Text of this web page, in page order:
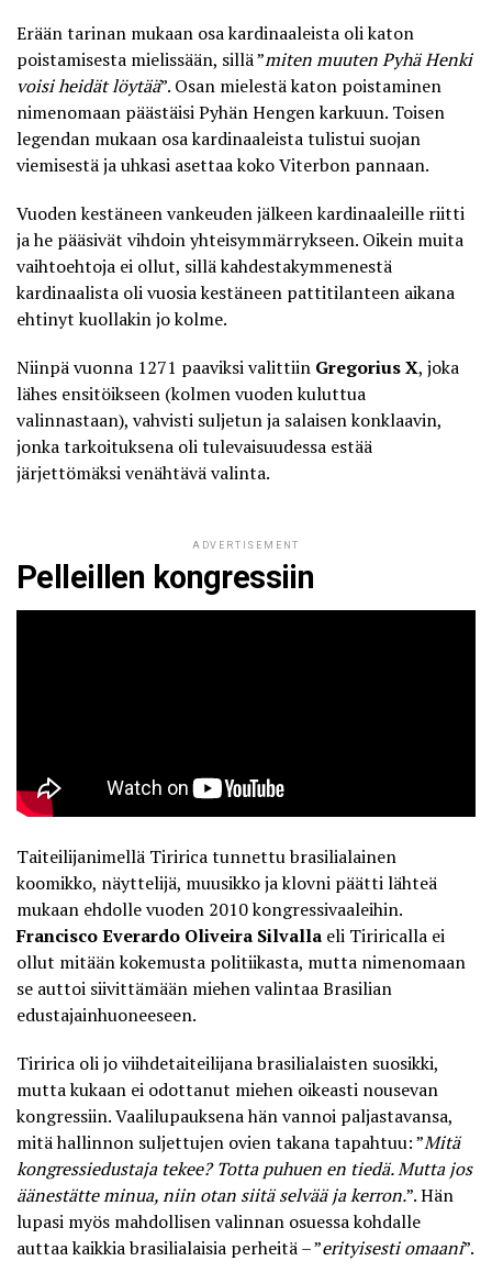
Erään tarinan mukaan osa kardinaaleista oli katon
poistamisesta mielissään, sillä ”miten muuten Pyhä Henki
voisi heidät löytää”. Osan mielestä katon poistaminen
nimenomaan päästäisi Pyhän Hengen karkuun. Toisen
legendan mukaan osa kardinaaleista tulistui suojan
viemisestä ja uhkasi asettaa koko Viterbon pannaan.
Vuoden kestäneen vankeuden jälkeen kardinaaleille riitti
ja he pääsivät vihdoin yhteisymmärrykseen. Oikein muita
vaihtoehtoja ei ollut, sillä kahdestakymmenestä
kardinaalista oli vuosia kestäneen pattitilanteen aikana
ehtinyt kuollakin jo kolme.
Niinpä vuonna 1271 paaviksi valittiin Gregorius X, joka
lähes ensitöikseen (kolmen vuoden kuluttua
valinnastaan), vahvisti suljetun ja salaisen konklaavin,
jonka tarkoituksena oli tulevaisuudessa estää
järjettömäksi venähtävä valinta.
ADVERTISEMENT
Pelleillen kongressiin
Taiteilijanimellä Tiririca tunnettu brasilialainen
koomikko, näyttelijä, muusikko ja klovni päätti lähteä
mukaan ehdolle vuoden 2010 kongressivaaleihin.
Francisco Everardo Oliveira Silvalla eli Tiriricalla ei
ollut mitään kokemusta politiikasta, mutta nimenomaan
se auttoi siivittämään miehen valintaa Brasilian
edustajainhuoneeseen.
Tiririca oli jo viihdetaiteilijana brasilialaisten suosikki,
mutta kukaan ei odottanut miehen oikeasti nousevan
kongressiin. Vaalilupauksena hän vannoi paljastavansa,
mitä hallinnon suljettujen ovien takana tapahtuu: ”Mitä
kongressiedustaja tekee? Totta puhuen en tiedä. Mutta jos
äänestätte minua, niin otan siitä selvää ja kerron.”. Hän
lupasi myös mahdollisen valinnan osuessa kohdalle
auttaa kaikkia brasilialaisia perheitä – ”erityisesti omaani”.